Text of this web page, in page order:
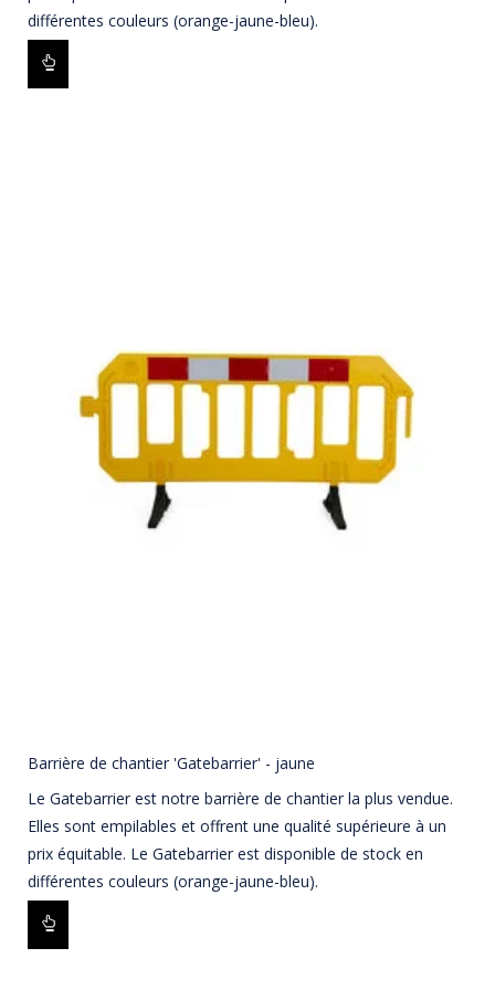
différentes couleurs (orange-jaune-bleu).
Barrière de chantier 'Gatebarrier' - jaune
Le Gatebarrier est notre barrière de chantier la plus vendue.
Elles sont empilables et offrent une qualité supérieure à un
prix équitable. Le Gatebarrier est disponible de stock en
différentes couleurs (orange-jaune-bleu).